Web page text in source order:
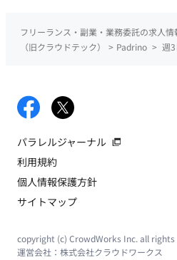
フリーランス・副業・業務委託の求人
（旧クラウドテック）
> Padrino > 週
パラレルジャーナル
利用規約
個人情報保護方針
サイトマップ
copyright (c) CrowdWorks Inc. all rights
運営会社： 株式会社クラウドワークス